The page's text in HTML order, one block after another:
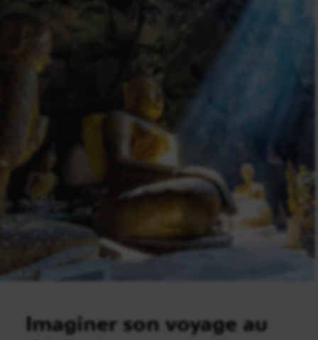
Imaginer son voyage au